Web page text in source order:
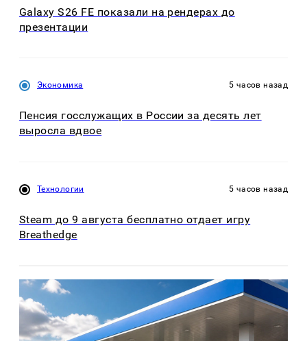
Galaxy S26 FE показали на рендерах до
презентации
Экономика 5 часов назад
Пенсия госслужащих в России за десять лет
выросла вдвое
Технологии 5 часов назад
Steam до 9 августа бесплатно отдает игру
Breathedge